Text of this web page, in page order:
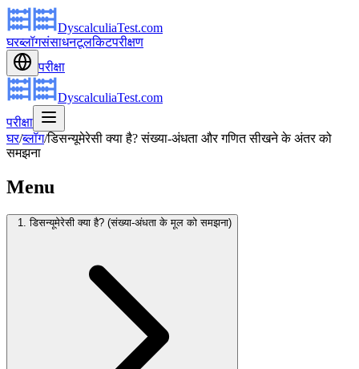
DyscalculiaTest.com
घरब्लॉगसंसाधनटूलकिटपरीक्षण
परीक्षा
DyscalculiaTest.com
परीक्षा
घर/ब्लॉग/डिसन्यूमेरेसी क्या है? संख्या-अंधता और गणित सीखने के अंतर को
समझना
Menu
1. डिसन्यूमेरेसी क्या है? (संख्या-अंधता के मूल को समझना)